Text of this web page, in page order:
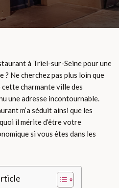
à Triel-sur-Seine pour une
Ne cherchez pas plus loin que
cette charmante ville des
une adresse incontournable.
m’a séduit ainsi que les
il mérite d’être votre
si vous êtes dans les